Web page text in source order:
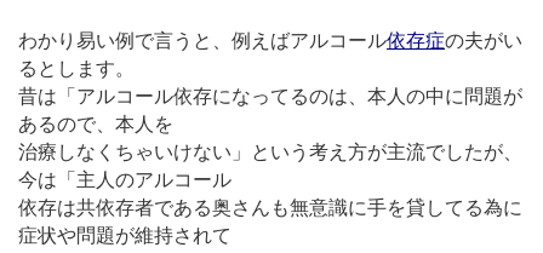
わかり易い例で言うと、例えばアルコール依存症の夫がい
るとします。
昔は「アルコール依存になってるのは、本人の中に問題が
あるので、本人を
治療しなくちゃいけない」という考え方が主流でしたが、
今は「主人のアルコール
依存は共依存者である奥さんも無意識に手を貸してる為に
症状や問題が維持されて